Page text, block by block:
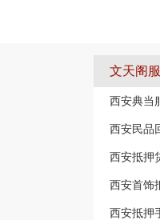
文天阁
西安典当
西安民品
西安抵押
西安首饰
西安抵押